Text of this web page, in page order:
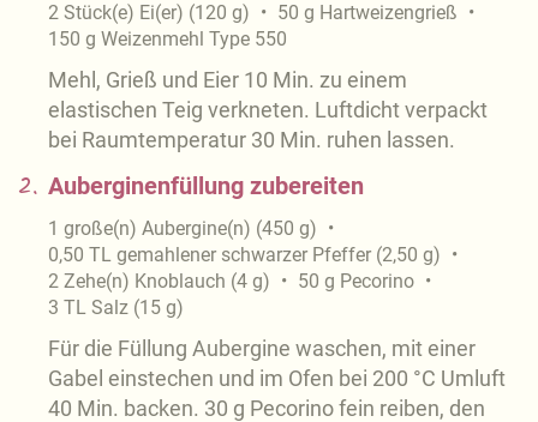
2 Stück(e) Ei(er) (120 g) 50 g Hartweizengrieß
150 g Weizenmehl Type 550
Mehl, Grieß und Eier 10 Min. zu einem
elastischen Teig verkneten. Luftdicht verpackt
bei Raumtemperatur 30 Min. ruhen lassen.
2. Auberginenfüllung zubereiten
1 große(n) Aubergine(n) (450 g)
0,50 TL gemahlener schwarzer Pfeffer (2,50 g)
2 Zehe(n) Knoblauch (4 g) 50 g Pecorino
3 TL Salz (15 g)
Für die Füllung Aubergine waschen, mit einer
Gabel einstechen und im Ofen bei 200 °C Umluft
40 Min. backen. 30 g Pecorino fein reiben, den